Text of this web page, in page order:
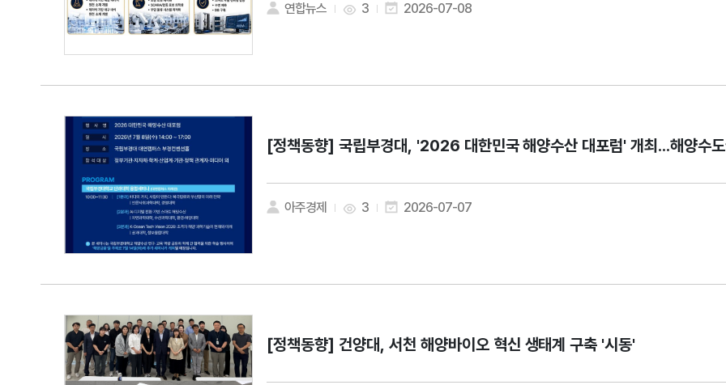
연합뉴스 3 2026-07-08
[정책동향] 국립부경대, '2026 대한민국 해양수산 대포럼' 개최...해양수
아주경제 3 2026-07-07
[정책동향] 건양대, 서천 해양바이오 혁신 생태계 구축 '시동'